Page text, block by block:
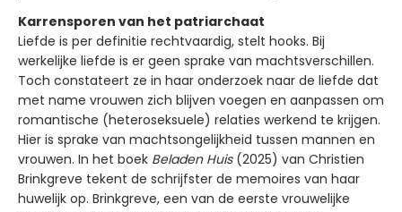
Karrensporen van het patriarchaat
Liefde is per definitie rechtvaardig, stelt hooks. Bij
werkelijke liefde is er geen sprake van machtsverschillen.
Toch constateert ze in haar onderzoek naar de liefde dat
met name vrouwen zich blijven voegen en aanpassen om
romantische (heteroseksuele) relaties werkend te krijgen.
Hier is sprake van machtsongelijkheid tussen mannen en
vrouwen. In het boek Beladen Huis (2025) van Christien
Brinkgreve tekent de schrijfster de memoires van haar
huwelijk op. Brinkgreve, een van de eerste vrouwelijke